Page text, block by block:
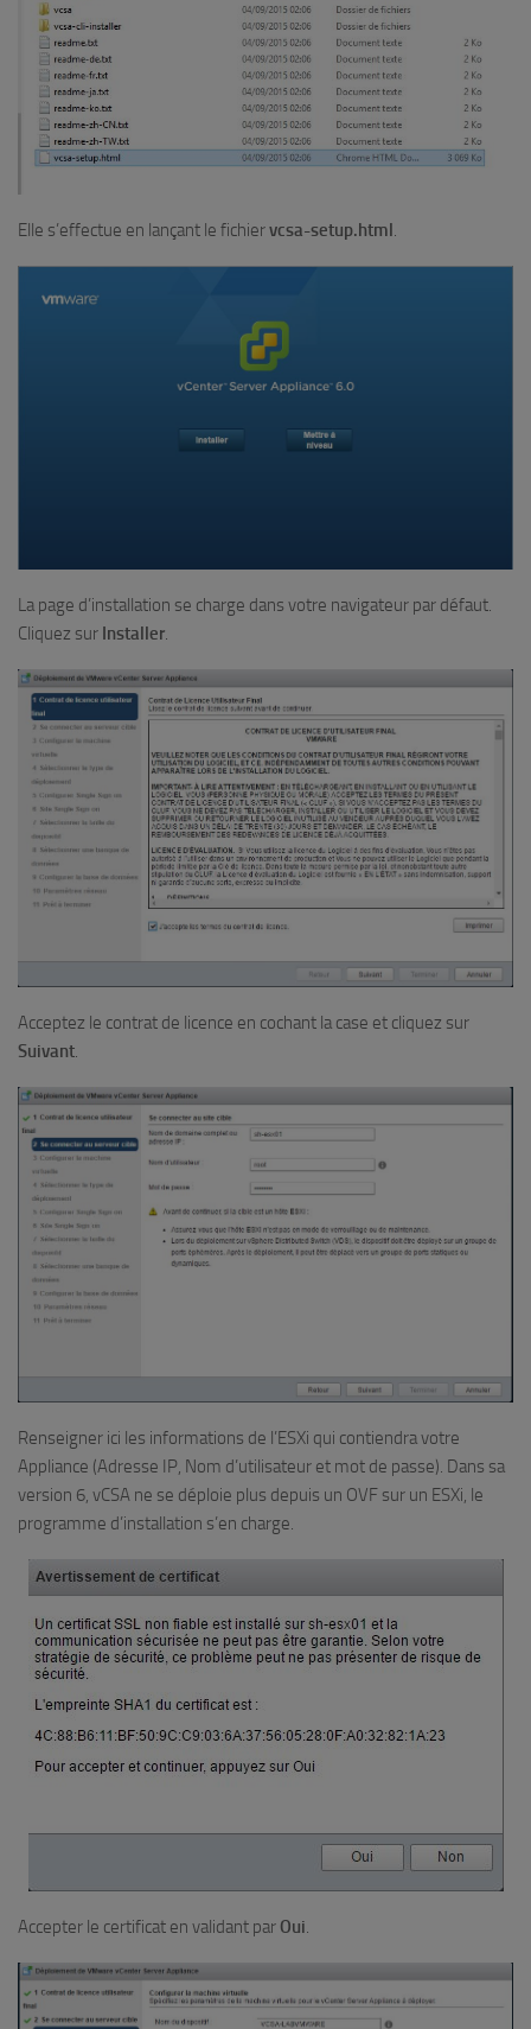
Elle s’effectue en lançant le fichiervcsa-setup.html.
La page d’installation se charge dans votre navigateur par défaut.
Cliquez sur Installer.
Acceptez le contrat de licence en cochant la case et cliquez sur
Suivant.
Renseigner ici les informations de l’ESXi qui contiendra votre
Appliance (Adresse IP, Nom d’utilisateur et mot de passe). Dans sa
version 6, vCSA ne se déploie plus depuis un OVF sur un ESXi, le
programme d’installation s’en charge.
Accepter le certificat en validant par Oui.